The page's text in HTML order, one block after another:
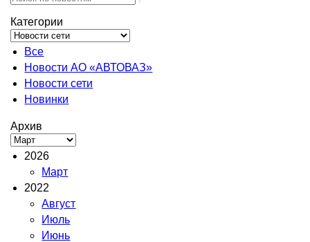
Категории
Все
Новости АО «АВТОВАЗ»
Новости сети
Новинки
Архив
2026
Март
2022
Август
Июль
Июнь